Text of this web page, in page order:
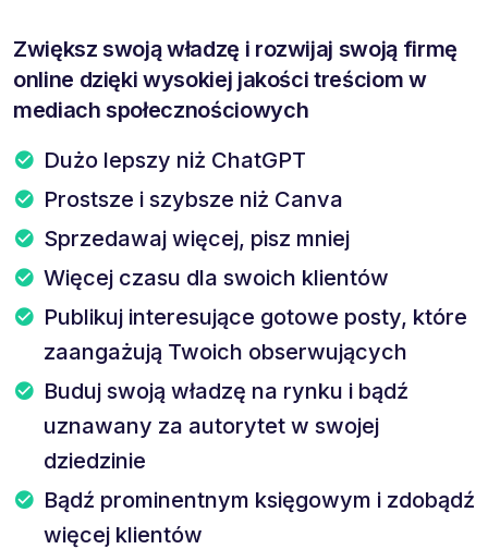
Zwiększ swoją władzę i rozwijaj swoją firmę
online dzięki wysokiej jakości treściom w
mediach społecznościowych
Dużo lepszy niż ChatGPT
Prostsze i szybsze niż Canva
Sprzedawaj więcej, pisz mniej
Więcej czasu dla swoich klientów
Publikuj interesujące gotowe posty, które
zaangażują Twoich obserwujących
Buduj swoją władzę na rynku i bądź
uznawany za autorytet w swojej
dziedzinie
Bądź prominentnym księgowym i zdobądź
więcej klientów